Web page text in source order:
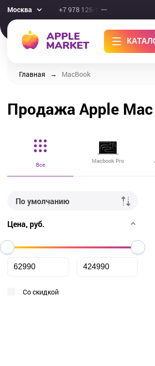
Москва +7 978 126-10-46
Главная MacBook
Продажа Apple
Все Macbook Pro
По умолчанию
От дешевых к дорогим
Цена, руб.
Со скидкой